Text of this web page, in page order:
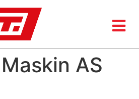
AS